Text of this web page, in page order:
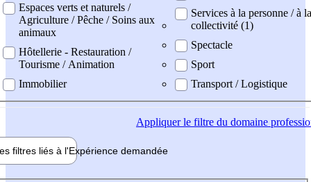
Espaces verts et naturels /
Agriculture / Pêche / Soins aux
animaux
Hôtellerie - Restauration /
Tourisme / Animation
Immobilier
Services à la personne / à la
collectivité (1)
Spectacle
Sport
Transport / Logistique
Appliquerle filtre du domaine
filtres liés à l'Expérience demandée